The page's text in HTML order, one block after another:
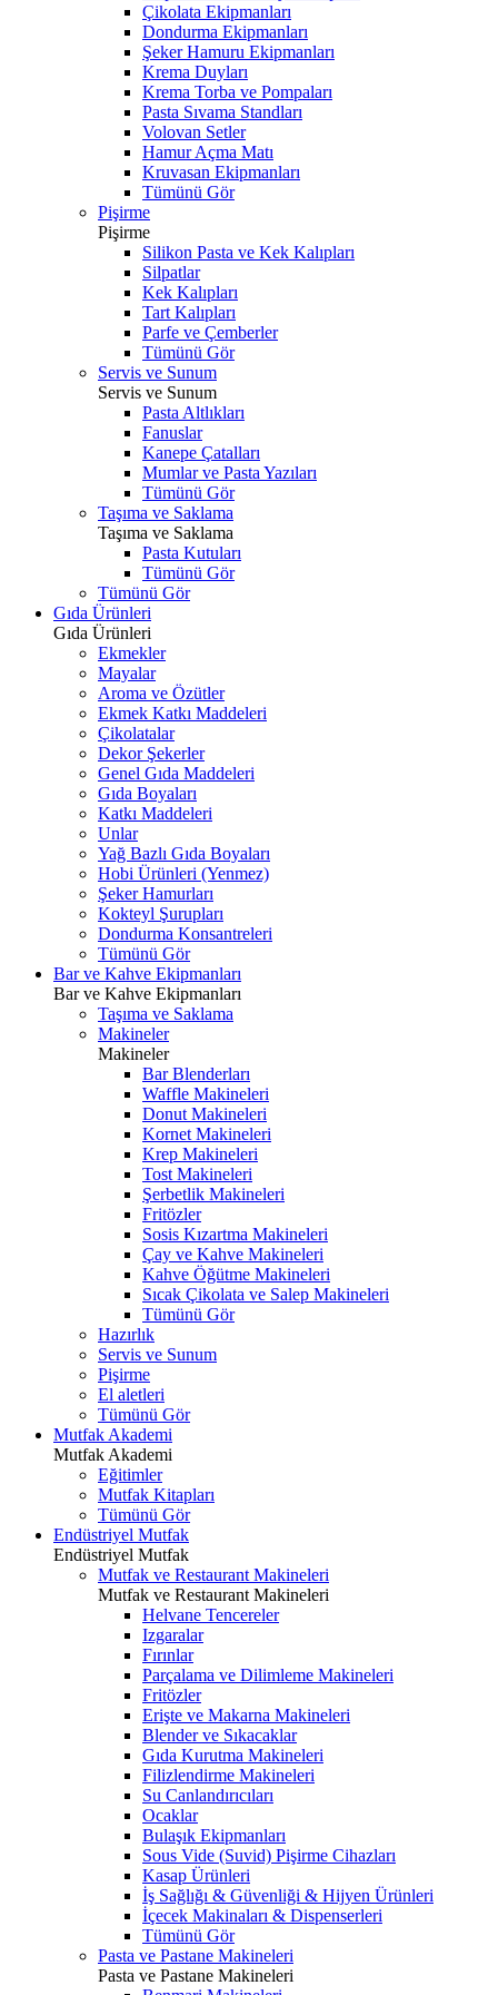
Çikolata Ekipmanları
Dondurma Ekipmanları
Şeker Hamuru Ekipmanları
Krema Duyları
Krema Torba ve Pompaları
Pasta Sıvama Standları
Volovan Setler
Hamur Açma Matı
Kruvasan Ekipmanları
Tümünü Gör
Pişirme
Pişirme
Silikon Pasta ve Kek Kalıpları
Silpatlar
Kek Kalıpları
Tart Kalıpları
Parfe ve Çemberler
Tümünü Gör
Servis ve Sunum
Servis ve Sunum
Pasta Altlıkları
Fanuslar
Kanepe Çatalları
Mumlar ve Pasta Yazıları
Tümünü Gör
Taşıma ve Saklama
Taşıma ve Saklama
Pasta Kutuları
Tümünü Gör
Tümünü Gör
Gıda Ürünleri
Gıda Ürünleri
Ekmekler
Mayalar
Aroma ve Özütler
Ekmek Katkı Maddeleri
Çikolatalar
Dekor Şekerler
Genel Gıda Maddeleri
Gıda Boyaları
Katkı Maddeleri
Unlar
Yağ Bazlı Gıda Boyaları
Hobi Ürünleri (Yenmez)
Şeker Hamurları
Kokteyl Şurupları
Dondurma Konsantreleri
Tümünü Gör
Bar ve Kahve Ekipmanları
Bar ve Kahve Ekipmanları
Taşıma ve Saklama
Makineler
Makineler
Bar Blenderları
Waffle Makineleri
Donut Makineleri
Kornet Makineleri
Krep Makineleri
Tost Makineleri
Şerbetlik Makineleri
Fritözler
Sosis Kızartma Makineleri
Çay ve Kahve Makineleri
Kahve Öğütme Makineleri
Sıcak Çikolata ve Salep Makineleri
Tümünü Gör
Hazırlık
Servis ve Sunum
Pişirme
El aletleri
Tümünü Gör
Mutfak Akademi
Mutfak Akademi
Eğitimler
Mutfak Kitapları
Tümünü Gör
Endüstriyel Mutfak
Endüstriyel Mutfak
Mutfak ve Restaurant Makineleri
Mutfak ve Restaurant Makineleri
Helvane Tencereler
Izgaralar
Fırınlar
Parçalama ve Dilimleme Makineleri
Fritözler
Erişte ve Makarna Makineleri
Blender ve Sıkacaklar
Gıda Kurutma Makineleri
Filizlendirme Makineleri
Su Canlandırıcıları
Ocaklar
Bulaşık Ekipmanları
Sous Vide (Suvid) Pişirme Cihazları
Kasap Ürünleri
İş Sağlığı & Güvenliği & Hijyen Ürünleri
İçecek Makinaları & Dispenserleri
Tümünü Gör
Pasta ve Pastane Makineleri
Pasta ve Pastane Makineleri